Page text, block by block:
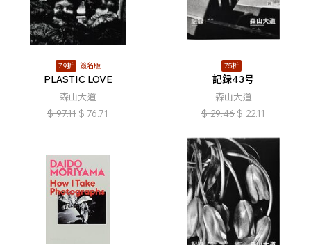
79折 簽名版
PLASTIC LOVE
森山大道
$ 97.11 $ 76.71
75折
記録43号
森山大道
$ 29.46 $ 22.11